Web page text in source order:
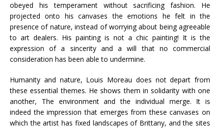
obeyed his temperament without sacrificing fashion. He
projected onto his canvases the emotions he felt in the
presence of nature, instead of worrying about being agreeable
to art dealers. His painting is not a chic painting! It is the
expression of a sincerity and a will that no commercial
consideration has been able to undermine.
Humanity and nature, Louis Moreau does not depart from
these essential themes. He shows them in solidarity with one
another, The environment and the individual merge. It is
indeed the impression that emerges from these canvases on
which the artist has fixed landscapes of Brittany, and the sites